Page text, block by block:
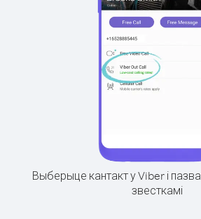
Выберыце кантакт у Viber і
звесткамі